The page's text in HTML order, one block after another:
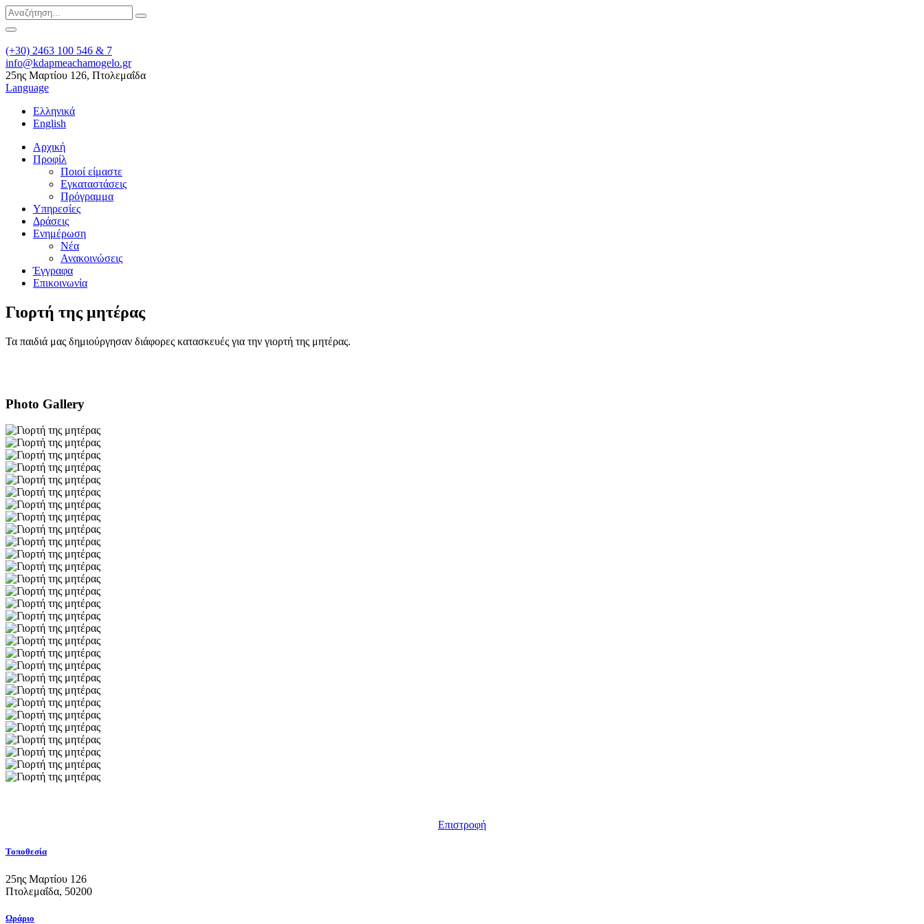
(+30) 2463 100 546 & 7
info@kdapmeachamogelo.gr
25ης Μαρτίου 126, Πτολεμαΐδα
Language
Ελληνικά
English
Αρχική
Προφίλ
Ποιοί είμαστε
Εγκαταστάσεις
Πρόγραμμα
Υπηρεσίες
Δράσεις
Ενημέρωση
Νέα
Ανακοινώσεις
Έγγραφα
Επικοινωνία
Γιορτή της μητέρας
Τα παιδιά μας δημιούργησαν διάφορες κατασκευές για την γιορτή της μητέρας.
Photo Gallery
Επιστροφή
Τοποθεσία
25ης Μαρτίου 126
Πτολεμαΐδα, 50200
Ωράριο